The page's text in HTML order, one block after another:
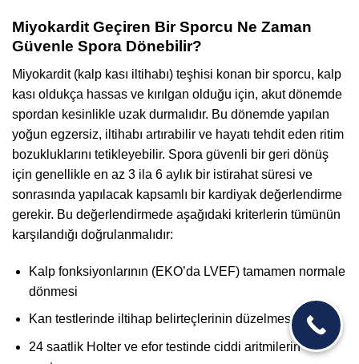
Miyokardit Geçiren Bir Sporcu Ne Zaman
Güvenle Spora Dönebilir?
Miyokardit (kalp kası iltihabı) teşhisi konan bir sporcu, kalp
kası oldukça hassas ve kırılgan olduğu için, akut dönemde
spordan kesinlikle uzak durmalıdır. Bu dönemde yapılan
yoğun egzersiz, iltihabı artırabilir ve hayatı tehdit eden ritim
bozukluklarını tetikleyebilir. Spora güvenli bir geri dönüş
için genellikle en az 3 ila 6 aylık bir istirahat süresi ve
sonrasında yapılacak kapsamlı bir kardiyak değerlendirme
gerekir. Bu değerlendirmede aşağıdaki kriterlerin tümünün
karşılandığı doğrulanmalıdır:
Kalp fonksiyonlarının (EKO’da LVEF) tamamen normale
dönmesi
Kan testlerinde iltihap belirteçlerinin düzelmesi
24 saatlik Holter ve efor testinde ciddi aritmilerin